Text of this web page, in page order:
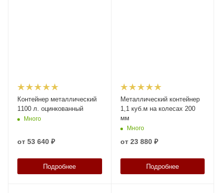
Контейнер металлический
1100 л. оцинкованный
Много
от 53 640 ₽
Подробнее
Металлический контейнер
1,1 куб.м на колесах 200
мм
Много
от 23 880 ₽
Подробнее